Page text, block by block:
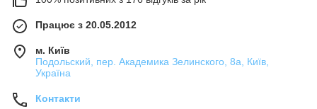
Працює з 20.05.2012
м. Київ
Подольский, пер. Академика Зелинского, 8а, Київ,
Україна
Контакти